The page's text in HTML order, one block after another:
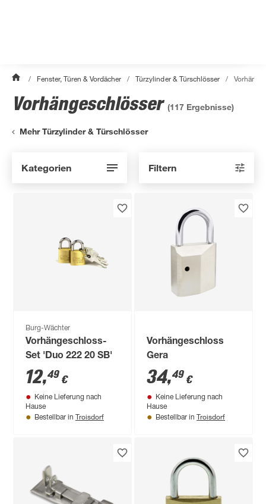
/ Fenster, Türen & Vordächer / Türzylinder & Türschlösser /
Vorhängeschlösser (117 Ergebnisse)
Mehr Türzylinder & Türschlösser
Kategorien Filtern
Burg-Wächter
Vorhängeschloss-
Set 'Duo 222 20 SB'
12,49 €
Keine Lieferung nach
Hause
Bestellbar in Troisdorf
Vorhängeschloss
Gera
34,49 €
Keine Lieferung nach
Hause
Bestellbar in Troisdorf